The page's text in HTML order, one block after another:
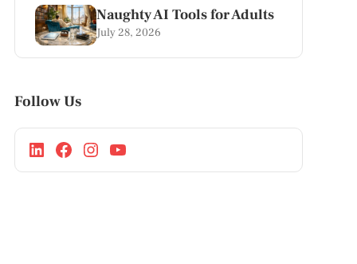
Naughty AI Tools for Adults
July 28, 2026
Follow Us